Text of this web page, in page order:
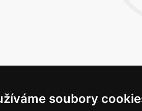
soubory